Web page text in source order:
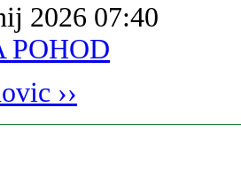
2026 07:40
POHOD
››